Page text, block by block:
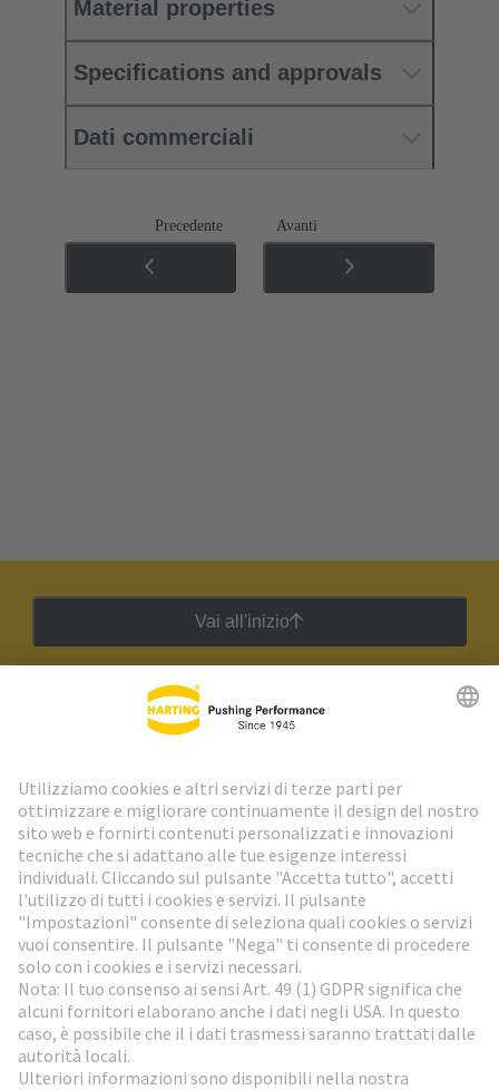
Material properties
Specifications and approvals
Dati commerciali
Precedente Avanti
Vai all'inizio
Newsletter HARTING
Vai al registrazione
Social Media